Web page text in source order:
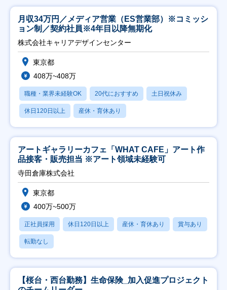
月収34万円／メディア営業（ES営業部）※コミッシ
ョン制／契約社員※4年目以降無期化
株式会社キャリアデザインセンター
東京都
408万~408万
職種・業界未経験OK 20代におすすめ 土日祝休み
休日120日以上 産休・育休あり
アートギャラリーカフェ「WHAT CAFE」アート作
品接客・販売担当 ※アート領域未経験可
寺田倉庫株式会社
東京都
400万~500万
正社員採用 休日120日以上 産休・育休あり 賞与あり
転勤なし
【桜台・西台勤務】生命保険_加入促進プロジェクト